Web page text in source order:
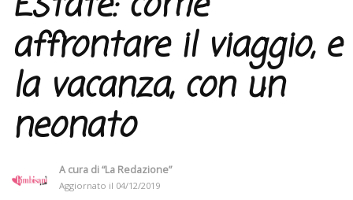
affrontare il viaggio, e
la vacanza, con un
neonato
A cura di“La Redazione”
Aggiornato il 04/12/2019